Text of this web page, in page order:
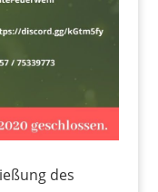
des